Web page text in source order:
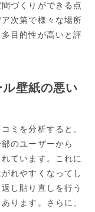
づくりができる点
次第で様々な場所
目的性が高いと評
壁紙の悪い
ミを分析すると、
のユーザーから
ています。これに
れやすくなってし
し貼り直しを行う
ります。さらに、